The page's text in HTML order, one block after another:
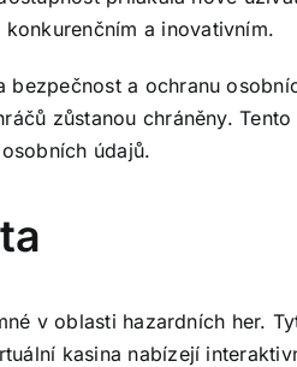
a inovativním.
a ochranu
zůstanou chráněny.
údajů.
v oblasti hazardních her.
kasina nabízejí